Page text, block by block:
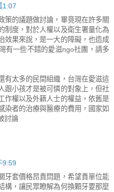
1:07
策的議題做討論，畢竟現在許多關
制度，對於人權以及衛生署量化為
效果來說，是一大的障礙，也造成
有一些不錯的愛滋ngo社團，請多
有太多的民間組織，台灣在愛滋這
跟小孩才是被可憐的對象上，但社
作權以及外籍人士的權益，依舊是
染者的治療與醫療的費用，國家如
討論
9:59
牙套價格昂貴問題，希望貴單位能
構，讓民眾瞭解為何換顆牙要那麼